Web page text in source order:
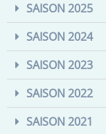
SAISON 2025
SAISON 2024
SAISON 2023
SAISON 2022
SAISON 2021